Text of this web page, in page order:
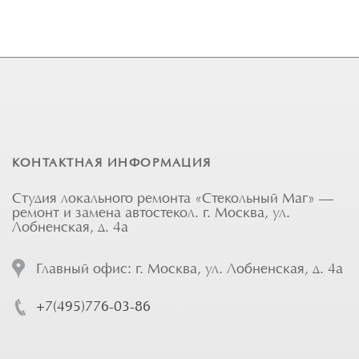
КОНТАКТНАЯ ИНФОРМАЦИЯ
Студия локального ремонта «Стекольный Маг» —
ремонт и замена автостекол. г. Москва, ул.
Лобненская, д. 4а
Главный офис: г. Москва, ул. Лобненская, д. 4а
+7(495)776-03-86